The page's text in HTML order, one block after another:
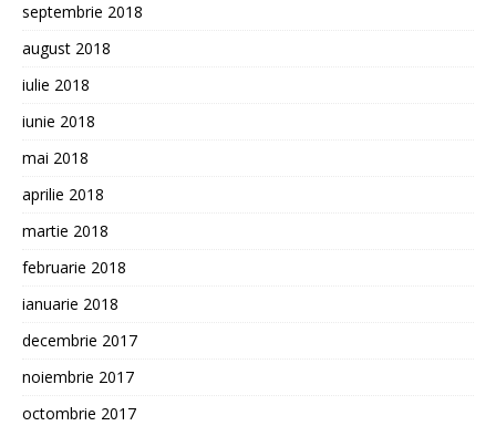
septembrie 2018
august 2018
iulie 2018
iunie 2018
mai 2018
aprilie 2018
martie 2018
februarie 2018
ianuarie 2018
decembrie 2017
noiembrie 2017
octombrie 2017